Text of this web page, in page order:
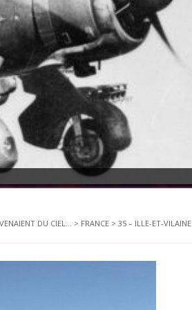
DU CIEL... > FRANCE > 35 – ILLE-ET-VILAINE